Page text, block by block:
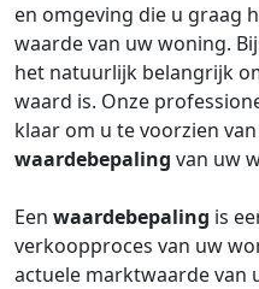
en omgeving die u graag
waarde van uw woning.
het natuurlijk belangrijk
waard is. Onze
klaar om u te voorzien
waardebepaling van uw
Een waardebepaling is
verkoopproces van uw
actuele marktwaarde van